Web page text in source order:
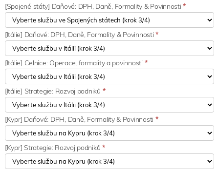
[Spojené státy] Daňové: DPH, Daně, Formality & Povinnosti*
[Itálie] Daňové: DPH, Daně, Formality & Povinnosti*
[Itálie] Celnice: Operace, formality a povinnosti *
[Itálie] Strategie: Rozvoj podniků *
[Kypr] Daňové: DPH, Daně, Formality & Povinnosti *
[Kypr] Strategie: Rozvoj podniků*